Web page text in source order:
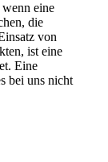
eine
die
von
ist eine
Eine
bei uns nicht